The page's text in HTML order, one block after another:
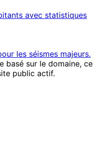
avec statistiques
les séismes majeurs.
basé sur le domaine, ce
public actif.